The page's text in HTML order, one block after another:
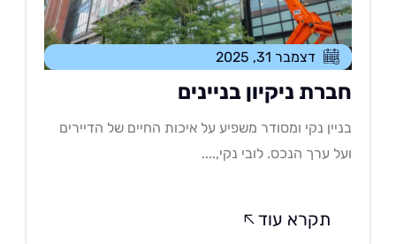
דצמבר 31, 2025
ניקיון בניינים
נקי ומסודר משפיע על איכות החיים של הדיירים
ערך הנכס. לובי נקי,....
תקרא עוד